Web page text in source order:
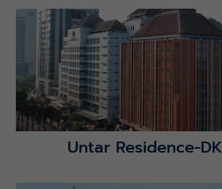
Lihat Detail Proyek
Untar Residence-